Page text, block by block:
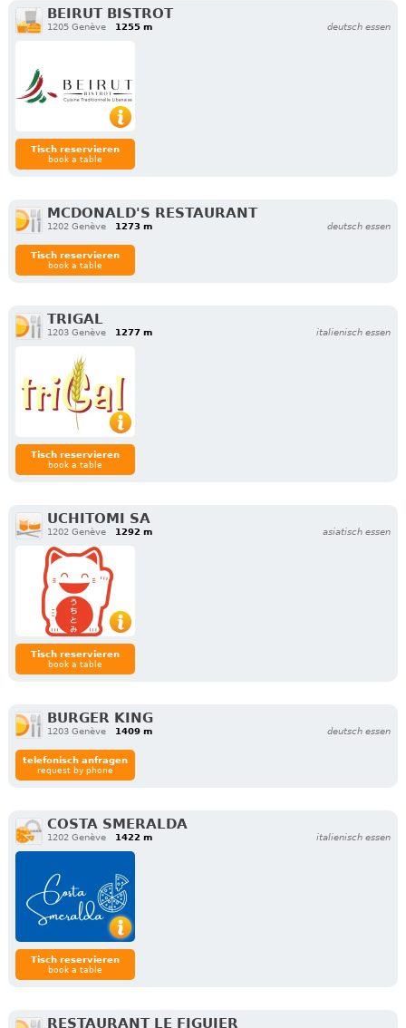
BEIRUT BISTROT
1205 Genève 1255 m deutsch essen
Tisch reservieren
book a table
MCDONALD'S RESTAURANT
1202 Genève 1273 m deutsch essen
Tisch reservieren
book a table
TRIGAL
1203 Genève 1277 m italienisch essen
Tisch reservieren
book a table
UCHITOMI SA
1202 Genève 1292 m asiatisch essen
Tisch reservieren
book a table
BURGER KING
1203 Genève 1409 m deutsch essen
telefonisch anfragen
request by phone
COSTA SMERALDA
1202 Genève 1422 m italienisch essen
Tisch reservieren
book a table
RESTAURANT LE FIGUIER